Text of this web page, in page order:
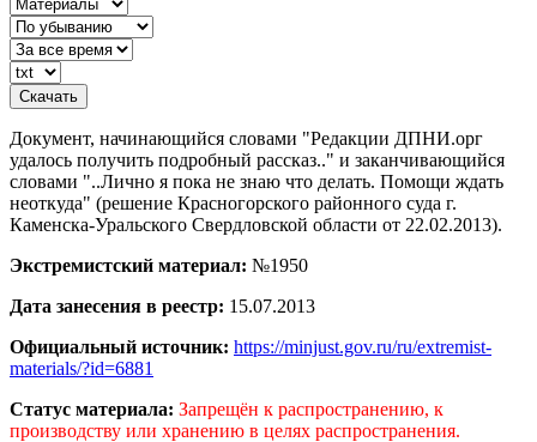
Документ, начинающийся словами "Редакции ДПНИ.орг
удалось получить подробный рассказ.." и заканчивающийся
словами "..Лично я пока не знаю что делать. Помощи ждать
неоткуда" (решение Красногорского районного суда г.
Каменска-Уральского Свердловской области от 22.02.2013).
Экстремистский материал: №1950
Дата занесения в реестр: 15.07.2013
Официальный источник: https://minjust.gov.ru/ru/extremist-
materials/?id=6881
Статус материала: Запрещён к распространению, к
производству или хранению в целях распространения.